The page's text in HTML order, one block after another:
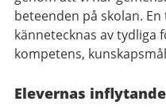
beteenden på skolan.
kännetecknas av tydliga
kompetens,
Elevernas inflytande